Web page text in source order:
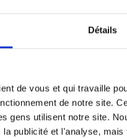
Détails
de vous et qui travaille
de notre site.
gens utilisent notre site.
publicité et l'analyse,
de tous les boutons ainsi